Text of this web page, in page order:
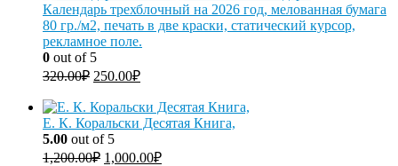
Календарь трехблочный на 2026 год, мелованная бумага
80 гр./м2, печать в две краски, статический курсор,
рекламное поле.
0 out of 5
320.00₽ 250.00₽
Е. К. Коральски Десятая Книга,
5.00 out of 5
1,200.00₽ 1,000.00₽